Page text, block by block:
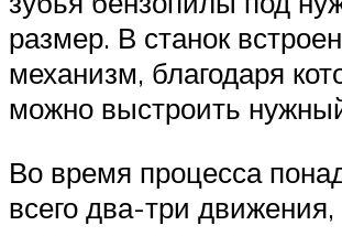
размер. В станок встроен
механизм, благодаря
можно выстроить
Во время процесса
всего два-три движения,